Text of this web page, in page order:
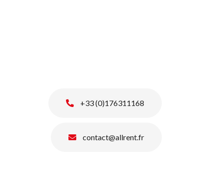
+33 (0)176311168
contact@allrent.fr